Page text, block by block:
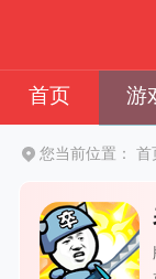
首页 游
您当前位置： 首